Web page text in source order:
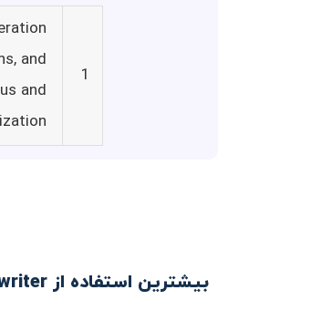
1
and
and
بیشترین استفاده از Spinrewriter